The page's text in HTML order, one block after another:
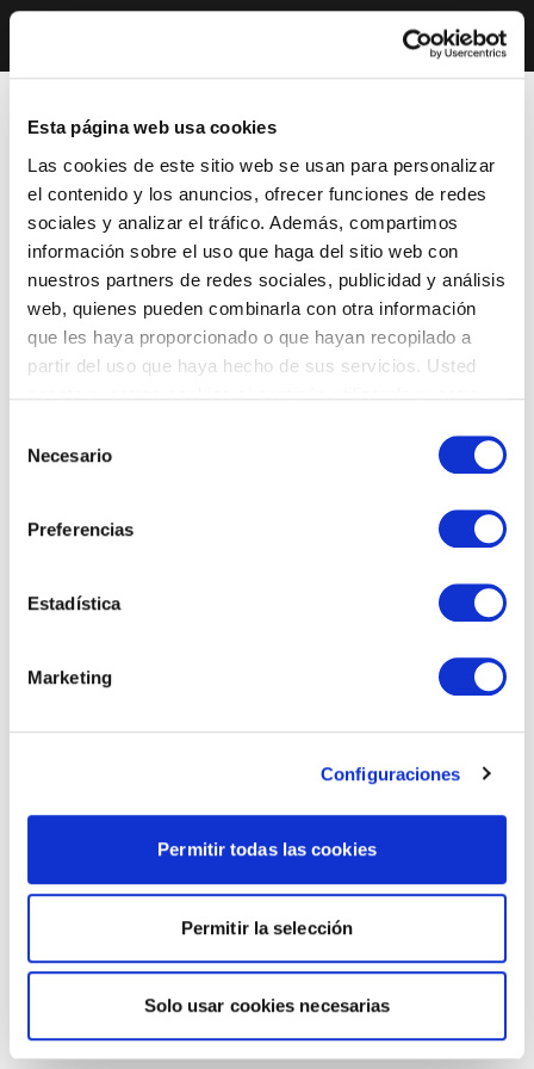
Esta página web usa cookies
Las cookies de este sitio web se usan para personalizar
el contenido y los anuncios, ofrecer funciones de redes
sociales y analizar el tráfico. Además, compartimos
información sobre el uso que haga del sitio web con
nuestros partners de redes sociales, publicidad y análisis
web, quienes pueden combinarla con otra información
que les haya proporcionado o que hayan recopilado a
partir del uso que haya hecho de sus servicios. Usted
Necesario
Preferencias
Estadística
Marketing
Configuraciones
Permitir todas las cookies
Permitir la selección
Solo usar cookies necesarias